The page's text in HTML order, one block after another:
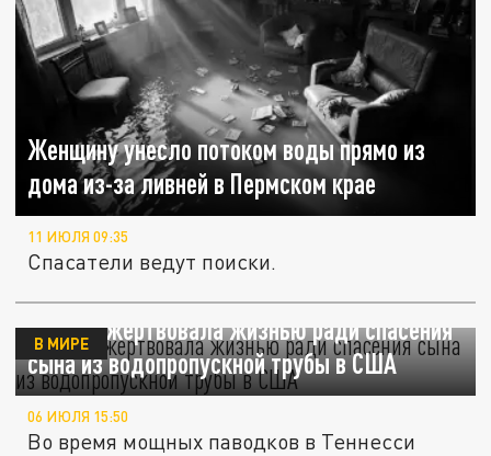
Женщину унесло потоком воды прямо из
дома из-за ливней в Пермском крае
11 ИЮЛЯ 09:35
Спасатели ведут поиски.
Мать пожертвовала жизнью ради спасения
сына из водопропускной трубы в США
В МИРЕ
06 ИЮЛЯ 15:50
Во время мощных паводков в Теннесси